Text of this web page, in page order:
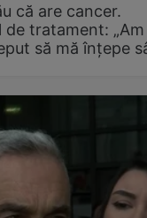
că are cancer.
tratament:
să mă înțepe